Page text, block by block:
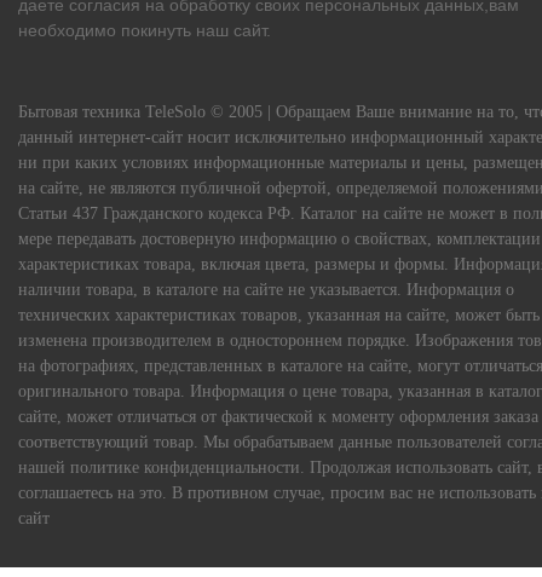
даете согласия на обработку своих персональных данных,вам
необходимо покинуть наш сайт.
Бытовая техника TeleSolo © 2005 | Обращаем Ваше внимание на то,
данный интернет-сайт носит исключительно информационный
ни при каких условиях информационные материалы и цены,
на сайте, не являются публичной офертой, определяемой
Статьи 437 Гражданского кодекса РФ. Каталог на сайте не может в
мере передавать достоверную информацию о свойствах,
характеристиках товара, включая цвета, размеры и формы.
наличии товара, в каталоге на сайте не указывается. Информация о
технических характеристиках товаров, указанная на сайте, может быть
изменена производителем в одностороннем порядке. Изображения
на фотографиях, представленных в каталоге на сайте, могут
оригинального товара. Информация о цене товара, указанная в
сайте, может отличаться от фактической к моменту оформления заказа
соответствующий товар. Мы обрабатываем данные пользователей
нашей политике конфиденциальности. Продолжая использовать сайт,
соглашаетесь на это. В противном случае, просим вас не
сайт